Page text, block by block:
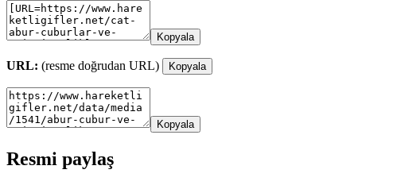
Kopyala
URL: (resme doğrudan URL) Kopyala
Kopyala
Resmi paylaş